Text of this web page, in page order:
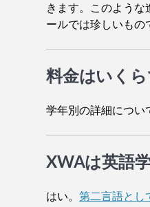
きます。このよう
ールでは珍しいもの
料金はいく
学年別の詳細につい
XWAは英語
はい。第二言語とし